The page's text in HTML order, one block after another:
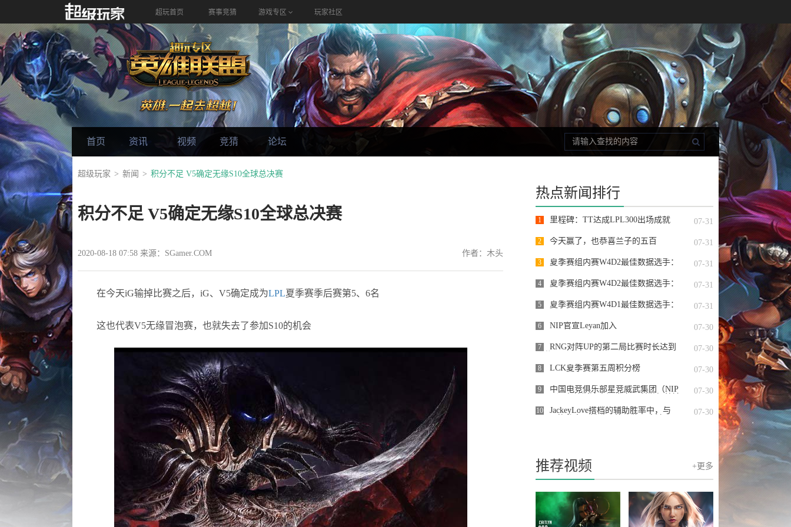
超玩首页 赛事竞猜 游戏专区 玩家社区
首页 资讯 视频 竞猜 论坛
超级玩家 新闻 积分不足 V5确定无缘S10全球总决赛
积分不足 V5确定无缘S10全球总决赛
2020-08-18 07:58 来源：SGamer.COM 作者：木头
在今天iG输掉比赛之后，iG、V5确定成为LPL夏季赛季后赛第5、6名
这也代表V5无缘冒泡赛，也就失去了参加S10的机会
热点新闻排行
1 里程碑：TT达成LPL300出场成就 07-31
2 今天赢了，也恭喜兰子的五百 07-31
3
夏季赛组内赛W4D2最佳数据选手：
07-31
4
夏季赛组内赛W4D2最佳数据选手：
07-31
5
夏季赛组内赛W4D1最佳数据选手：
07-31
6 NIP官宣Leyan加入 07-30
7
RNG对阵UP的第二局比赛时长达到
07-30
8 LCK夏季赛第五周积分榜 07-30
9
中国电竞俱乐部星竞威武集团（NIP
仪式
07-30
10
JackeyLove搭档的辅助胜率中，与
07-30
推荐视频 +更多